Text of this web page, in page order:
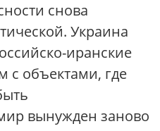
снова
Украина
иранские
с объектами, где
вынужден заново